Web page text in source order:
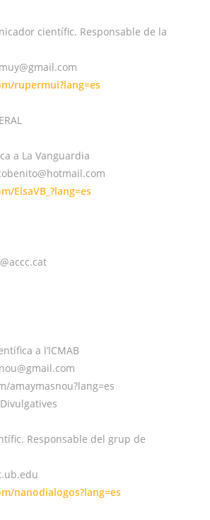
científic. Responsable de la
rupermui?lang=es
a La Vanguardia
ElsaVB_?lang=es
a l’ICMAB
amaymasnou?lang=es
Responsable del grup de
nanodialogos?lang=es